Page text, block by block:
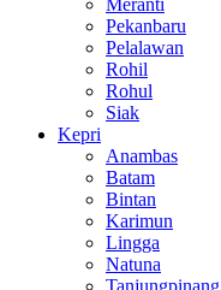
Meranti
Pekanbaru
Pelalawan
Rohil
Rohul
Siak
Kepri
Anambas
Batam
Bintan
Karimun
Lingga
Natuna
Tanjungpinang